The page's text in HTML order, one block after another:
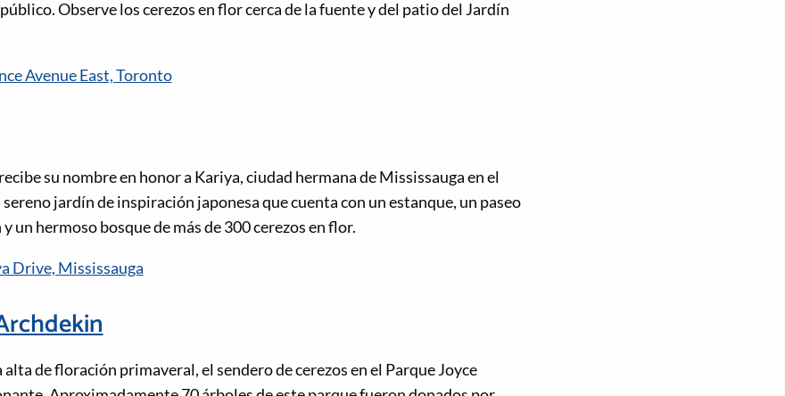
Observe los cerezos en flor cerca de la fuente y del patio del Jardín
Avenue East, Toronto
su nombre en honor a Kariya, ciudad hermana de Mississauga en el
jardín de inspiración japonesa que cuenta con un estanque, un paseo
un hermoso bosque de más de 300 cerezos en flor.
Drive, Mississauga
de floración primaveral, el sendero de cerezos en el Parque Joyce